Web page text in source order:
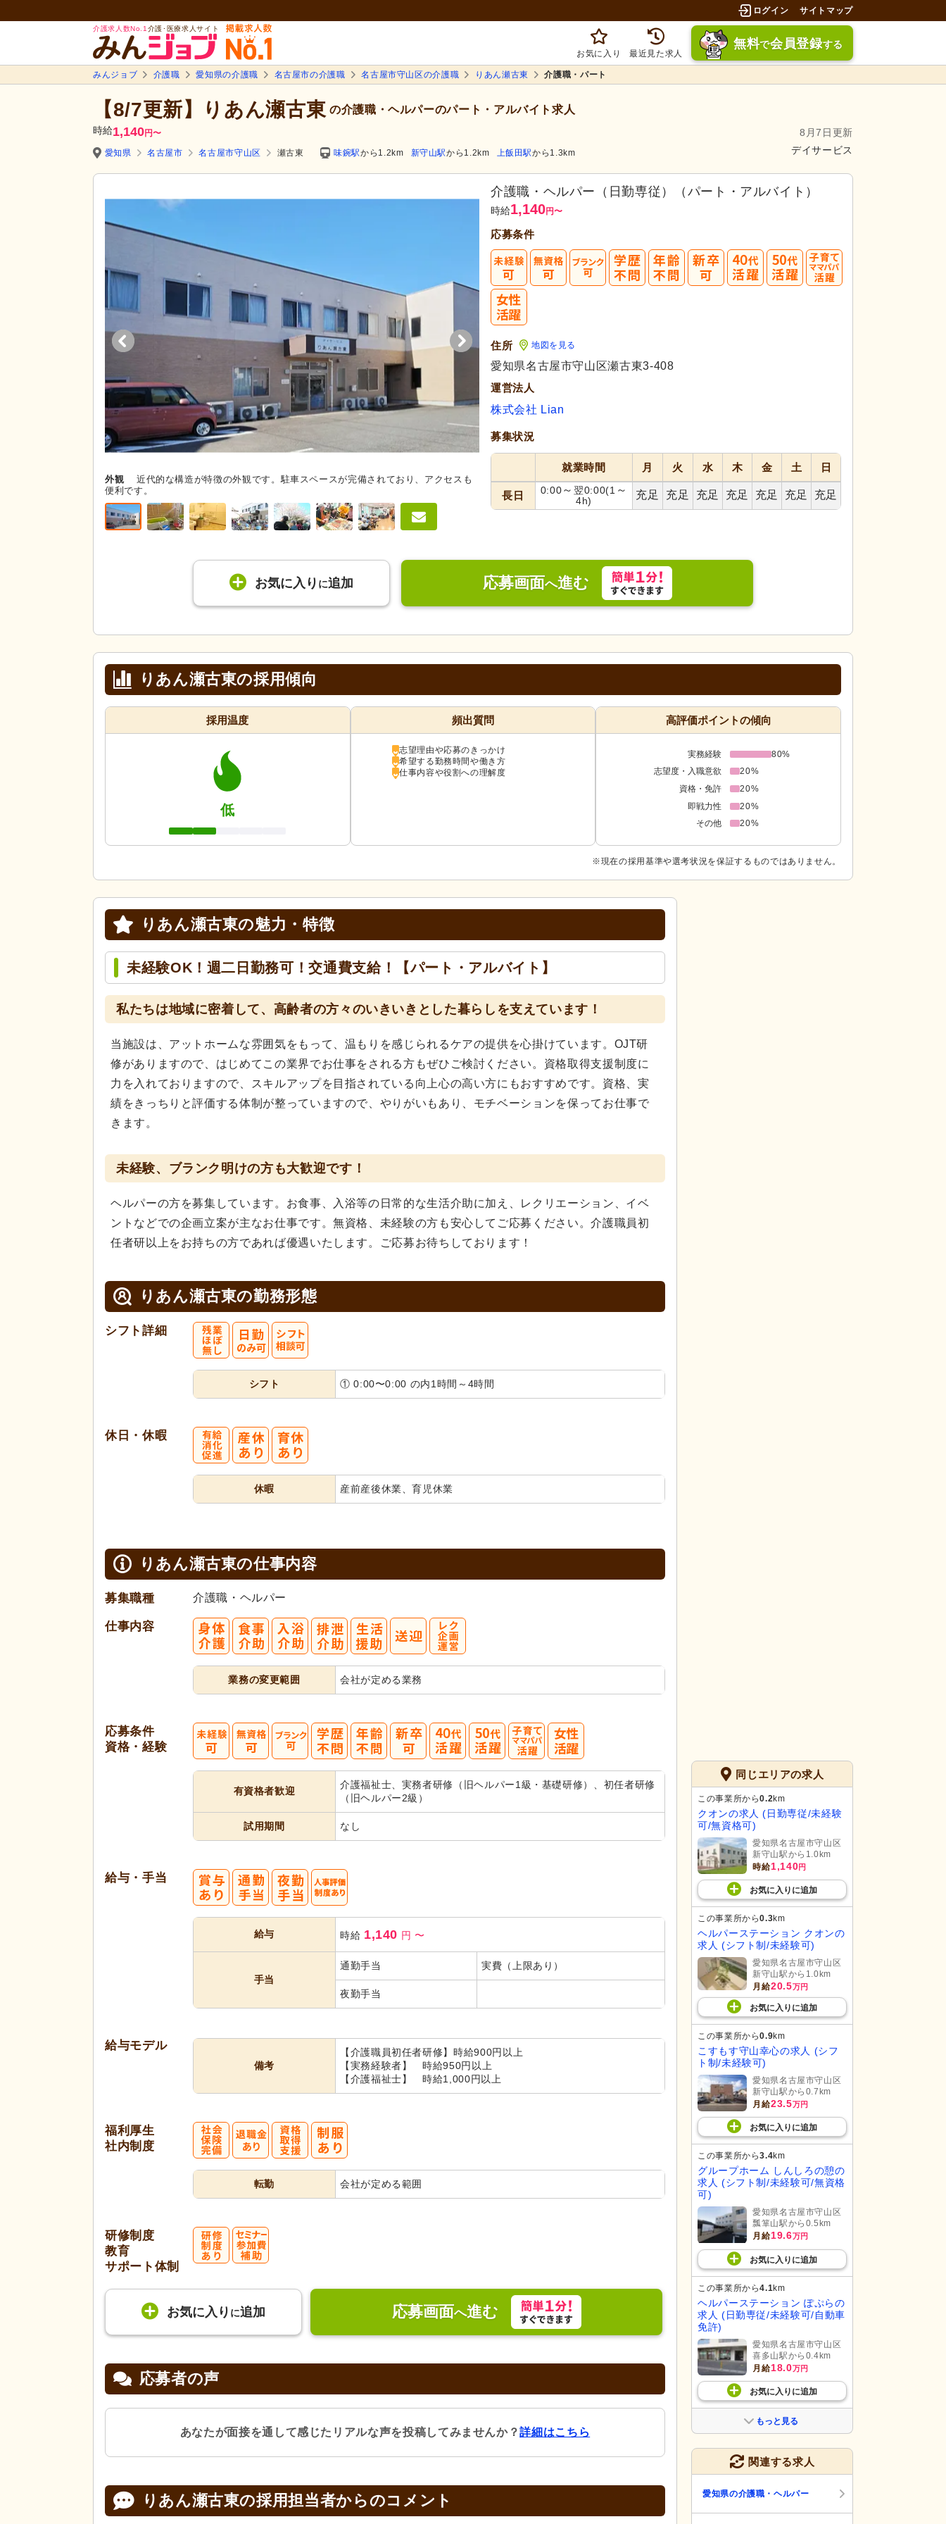
ログイン サイトマップ
介護求人数No.1 介護･医療求人サイト
お気に入り 最近見た求人
無料で会員登録する
みんジョブ 介護職 愛知県の介護職 名古屋市の介護職 名古屋市守山区の介護職 りあん瀬古東 介護職・パート
【8/7更新】りあん瀬古東 の介護職・ヘルパーのパート・アルバイト求人
時給1,140円〜
8月7日更新
デイサービス
愛知県 名古屋市 名古屋市守山区 瀬古東 味鋺駅から1.2km 新守山駅から1.2km 上飯田駅から1.3km
外観
近代的な構造が特徴の外観です。駐車スペースが完備されており、アクセスも
便利です。
浴室
快適で安全に配慮した入浴スペースです。手すりや専用椅子が設置され、移動
も楽です。
介護職・ヘルパー（日勤専従）（パート・アルバイト）
時給1,140円〜
応募条件
住所 地図を見る
愛知県名古屋市守山区瀬古東3-408
運営法人
株式会社 Lian
募集状況
就業時間 月 火 水 木 金 土 日
長日 0:00～ 翌0:00(1 ～
4h) 充足 充足 充足 充足 充足 充足 充足
お気に入り に追加 応募画面へ進む
りあん瀬古東の採用傾向
採用温度
低
頻出質問
志望理由や応募のきっかけ
希望する勤務時間や働き方
仕事内容や役割への理解度
高評価ポイントの傾向
実務経験
80%
志望度・入職意欲
20%
資格・免許
20%
即戦力性
20%
その他
20%
※現在の採用基準や選考状況を保証するものではありません。
りあん瀬古東の魅力・特徴
未経験OK！週二日勤務可！交通費支給！【パート・アルバイト】
私たちは地域に密着して、高齢者の方々のいきいきとした暮らしを支えています！
当施設は、アットホームな雰囲気をもって、温もりを感じられるケアの提供を心掛けています。OJT研
修がありますので、はじめてこの業界でお仕事をされる方もぜひご検討ください。資格取得支援制度に
力を入れておりますので、スキルアップを目指されている向上心の高い方にもおすすめです。資格、実
績をきっちりと評価する体制が整っていますので、やりがいもあり、モチベーションを保ってお仕事で
きます。
未経験、ブランク明けの方も大歓迎です！
ヘルパーの方を募集しています。お食事、入浴等の日常的な生活介助に加え、レクリエーション、イベ
ントなどでの企画立案が主なお仕事です。無資格、未経験の方も安心してご応募ください。介護職員初
任者研以上をお持ちの方であれば優遇いたします。ご応募お待ちしております！
りあん瀬古東の勤務形態
シフト詳細
シフト ① 0:00〜0:00 の内1時間～4時間
休日・休暇
休暇 産前産後休業、育児休業
りあん瀬古東の仕事内容
募集職種 介護職・ヘルパー
仕事内容
業務の変更範囲 会社が定める業務
応募条件
資格・経験
有資格者歓迎
介護福祉士、実務者研修（旧ヘルパー1級・基礎研修）、初任者研修
（旧ヘルパー2級）
試用期間 なし
給与・手当
給与 時給 1,140 円 〜
手当
通勤手当 実費（上限あり）
夜勤手当
給与モデル
備考
【介護職員初任者研修】時給900円以上
【実務経験者】 時給950円以上
【介護福祉士】 時給1,000円以上
福利厚生
社内制度
転勤 会社が定める範囲
研修制度
教育
サポート体制
お気に入り に追加 応募画面へ進む
応募者の声
あなたが面接を通して感じたリアルな声を投稿してみませんか？詳細はこちら
りあん瀬古東の採用担当者からのコメント
同じエリアの求人
この事業所から0.2km
クオンの求人 (日勤専従/未経験
可/無資格可)
愛知県名古屋市守山区
新守山駅から1.0km
時給1,140円
お気に入り に追加
この事業所から0.3km
ヘルパーステーション クオンの
求人 (シフト制/未経験可)
愛知県名古屋市守山区
新守山駅から1.0km
月給20.5万円
お気に入り に追加
この事業所から0.9km
こすもす守山幸心の求人 (シフ
ト制/未経験可)
愛知県名古屋市守山区
新守山駅から0.7km
月給23.5万円
お気に入り に追加
この事業所から3.4km
グループホーム しんしろの憩の
求人 (シフト制/未経験可/無資格
可)
愛知県名古屋市守山区
瓢箪山駅から0.5km
月給19.6万円
お気に入り に追加
この事業所から4.1km
ヘルパーステーション ぽぷらの
求人 (日勤専従/未経験可/自動車
免許)
愛知県名古屋市守山区
喜多山駅から0.4km
月給18.0万円
お気に入り に追加
もっと見る
関連する求人
愛知県の介護職・ヘルパー